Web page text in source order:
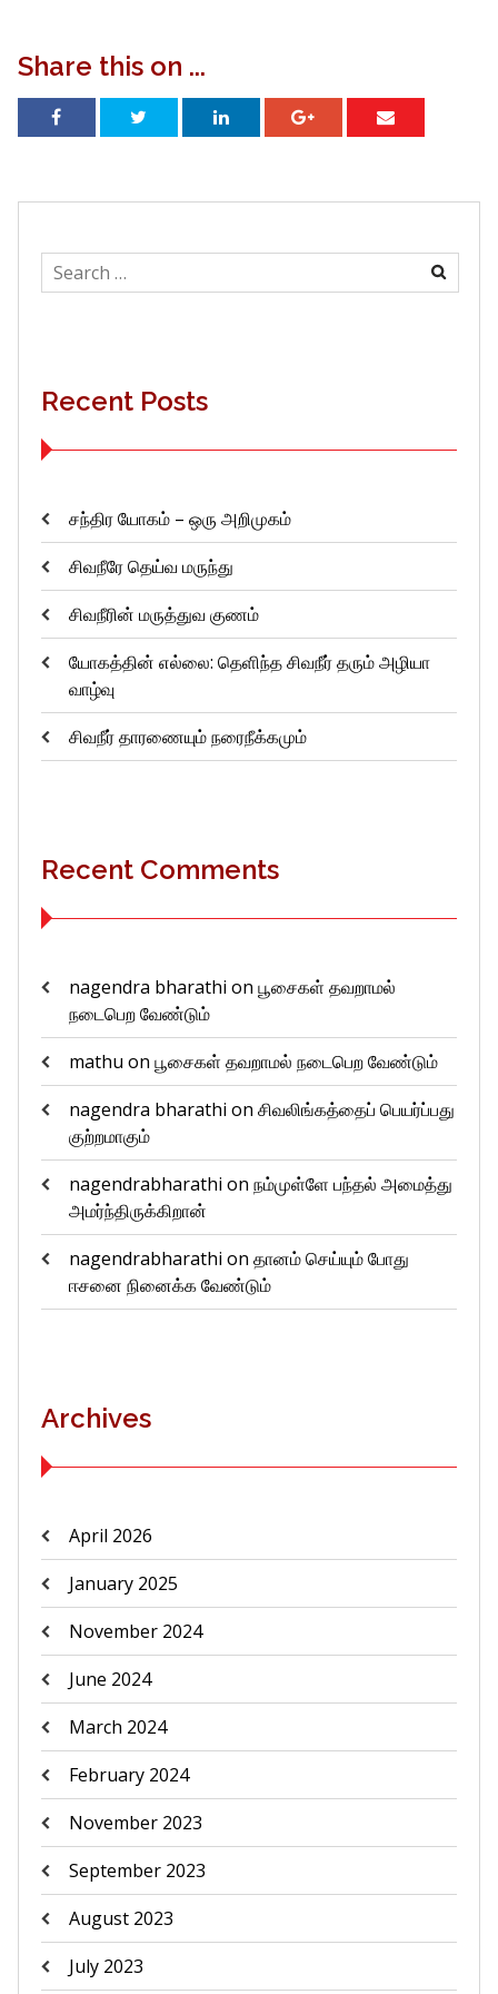
Share this on ...
Search
for:
Recent Posts
சந்திர யோகம் – ஒரு அறிமுகம்
சிவநீரே தெய்வ மருந்து
சிவநீரின் மருத்துவ குணம்
யோகத்தின் எல்லை: தெளிந்த சிவநீர் தரும் அழியா
வாழ்வு
சிவநீர் தாரணையும் நரைநீக்கமும்
Recent Comments
nagendra bharathi on பூசைகள் தவறாமல்
நடைபெற வேண்டும்
mathu on பூசைகள் தவறாமல் நடைபெற வேண்டும்
nagendra bharathi on சிவலிங்கத்தைப் பெயர்ப்பது
குற்றமாகும்
nagendrabharathi on நம்முள்ளே பந்தல் அமைத்து
அமர்ந்திருக்கிறான்
nagendrabharathi on தானம் செய்யும் போது
ஈசனை நினைக்க வேண்டும்
Archives
April 2026
January 2025
November 2024
June 2024
March 2024
February 2024
November 2023
September 2023
August 2023
July 2023